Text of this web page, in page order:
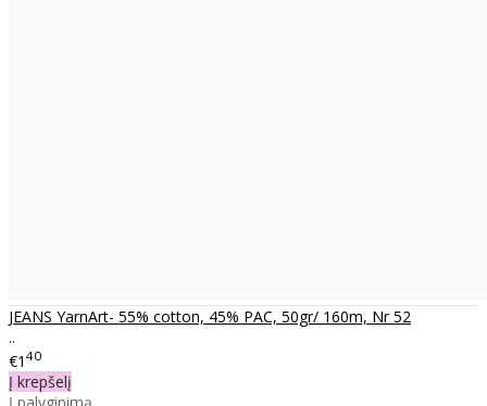
JEANS YarnArt- 55% cotton, 45% PAC, 50gr/ 160m, Nr 52
..
€1 40
Į krepšelį